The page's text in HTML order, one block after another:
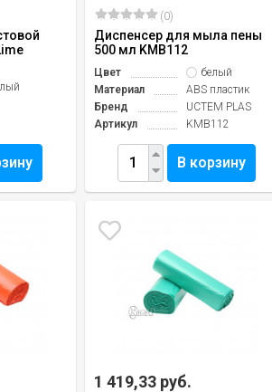
(0)
Диспенсер для мыла пены
500 мл KMB112
Цвет
белый
Материал
ABS пластик
Бренд
UCTEM PLAS
Артикул
KMB112
В корзину
1 419,33 руб.